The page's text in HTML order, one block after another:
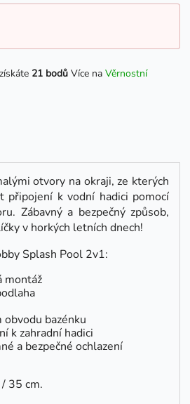
21 bodů Více na Věrnostní
otvory na okraji, ze kterých
připojení k vodní hadici pomocí
Zábavný a bezpečný způsob,
v horkých letních dnech!
Splash Pool 2v1:
montáž
bazénku
k zahradní hadici
a bezpečné ochlazení
35 cm.